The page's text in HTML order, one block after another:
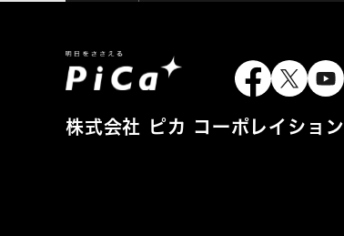
株式会社 ピカ コーポレイション